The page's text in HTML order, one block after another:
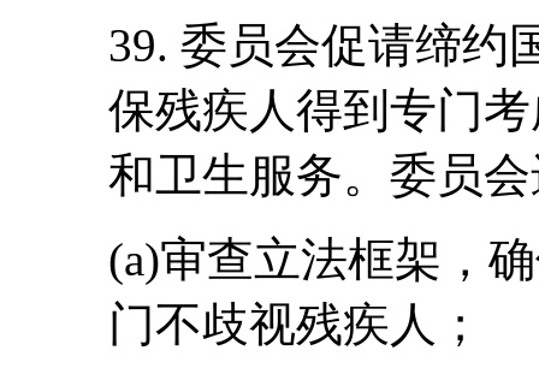
39. 委员会促请缔约
保残疾人得到专门
和卫生服务。委员
(a)审查立法框架，
门不歧视残疾人；